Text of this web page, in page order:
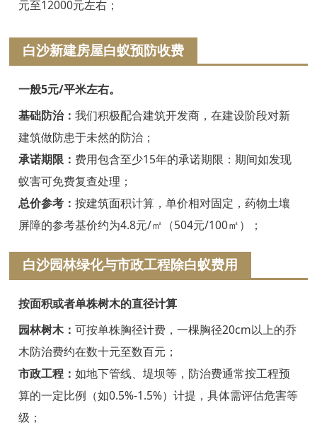
金华白蚁防治
义乌白蚁防治
永康白蚁防治
武义白蚁防治
浦江白蚁防治
磐安白蚁防治
衢州白蚁防治
江山白蚁防治
常山白蚁防治
开化白蚁防治
龙游白蚁防治
舟山白蚁防治
元至12000元左右；
白沙新建房屋白蚁预防收费
一般5元/平米左右。
基础防治： 我们积极配合建筑开发商，在建设阶段对新
建筑做防患于未然的防治；
承诺期限： 费用包含至少15年的承诺期限：期间如发现
蚁害可免费复查处理；
总价参考： 按建筑面积计算，单价相对固定，药物土壤
屏障的参考基价约为4.8元/㎡（504元/100㎡）；
白沙园林绿化与市政工程除白蚁费用
按面积或者单株树木的直径计算
园林树木： 可按单株胸径计费，一棵胸径20cm以上的乔
木防治费约在数十元至数百元；
市政工程： 如地下管线、堤坝等，防治费通常按工程预
算的一定比例（如0.5%-1.5%）计提，具体需评估危害等
级；